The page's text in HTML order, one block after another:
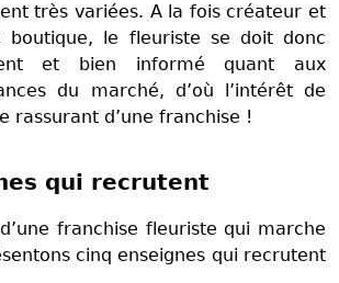
très variées. A la fois créateur et
boutique, le fleuriste se doit donc
et bien informé quant aux
du marché, d’où l’intérêt de
rassurant d’une franchise !
qui recrutent
franchise fleuriste qui marche
cinq enseignes qui recrutent